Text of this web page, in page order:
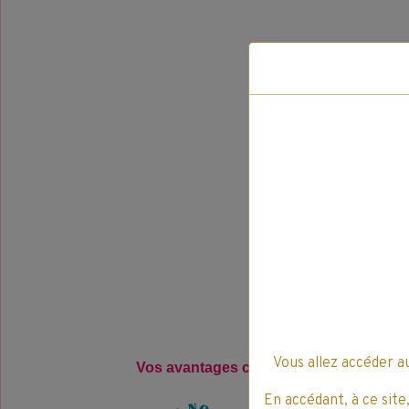
Vos avantages clients pour l'achat, de
Vous allez accéder
En accédant, à ce